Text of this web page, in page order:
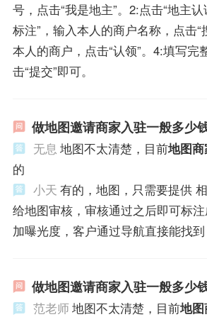
号，点击“我是地主”。2:点击“地主认
标注”，输入本人的商户名称，点击“
本人的商户，点击“认领”。4:填写完
击“提交”即可。
做地图邀请商家入驻一般多少
无息 地图不太清楚，目前地图
的
小天 有的，地图，只需要提供
给地图审核，审核通过之后即可标
加曝光度，客户通过导航直接能找到
做地图邀请商家入驻一般多少
范老师地图不太清楚，目前地